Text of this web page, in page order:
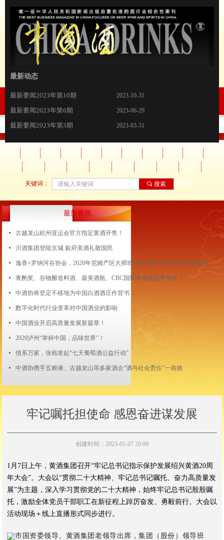
最新动态
最新要闻2026年第2期
2023-10-31
最新要闻2023年第10期
2023-06-29
最新要闻2023年第6期
2023-03-31
最新要闻2023年第3期
最新要闻2023年1期版
最新要闻2022年12期
最新要闻
理性饮酒！中国酒业践行社会责任
要闻2021·7
要闻2021·6
要闻2021·5
要闻2021·4
要闻2021·3
要闻2021·2
要闻2021.1
关键词： 搜索
끠 搜索
市场 · 营销
企业资讯 酒文化 节能减排 科技创新 经销商 名酒收藏 广告服务 招商信息 关于我们
最新要闻
넷 古越龙山杭州亚运会官方指定黄酒开售！
넷 川酒集团登陆京城 叙府美酒礼敬国民
넷 逸香×罗纳河谷协会，2020年尼姆产区大师班精彩回顾--品味泉水精灵的独特风土
넷 青酌奖、谷物酿造料酒、最美酒瓶、CBC国际啤酒挑战赛发榜！
넷 中酒协将坚定不移地为中国白酒酒庄作背书
넷 数字化时代行业变革对中国酒业的影响
넷 中国酒业开启高质量发展新篇章！
넷 2020泸州“举杯中国，品味世界”！
넷 情系万家，张裕发起“七天葡萄酒公益行动”
넷 中酒协携手五粮液、古越龙山等多家酒企“酒与社会责任”一肩挑
牢记嘱托担使命 感恩奋进谋发展
创建时间： 2023-01-07 20:09
1月7日上午，黄酒集团召开“牢记总书记指示保护发展绍兴黄酒20周
年大会”。大会以“贯彻二十大精神、牢记总书记嘱托、奋力高质量发
展”为主题，深入学习贯彻党的二十大精神，始终牢记总书记殷殷嘱
托，激励全体党员干部职工在新征程上踔厉奋发、勇毅前行。大会以
活动现场＋线上直播形式同步进行。
市国资委领导、黄酒集团老领导出席，集团（股份）领导班